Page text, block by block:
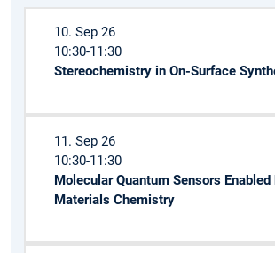
10. Sep 26
10:30-11:30
Stereochemistry in On-Surface
11. Sep 26
10:30-11:30
Molecular Quantum Sensors Enabled
Materials Chemistry